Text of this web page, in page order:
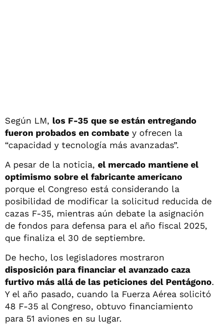
Según LM, los F-35 que se están entregando
fueron probados en combate y ofrecen la
“capacidad y tecnología más avanzadas”.
A pesar de la noticia, el mercado mantiene el
optimismo sobre el fabricante americano
porque el Congreso está considerando la
posibilidad de modificar la solicitud reducida de
cazas F-35, mientras aún debate la asignación
de fondos para defensa para el año fiscal 2025,
que finaliza el 30 de septiembre.
De hecho, los legisladores mostraron
disposición para financiar el avanzado caza
furtivo más allá de las peticiones del Pentágono.
Y el año pasado, cuando la Fuerza Aérea solicitó
48 F-35 al Congreso, obtuvo financiamiento
para 51 aviones en su lugar.